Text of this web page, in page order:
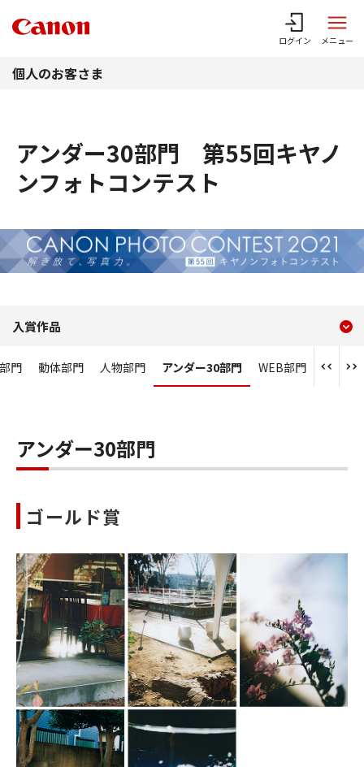
ログイン メニュー
個人のお客さま
アンダー30部門 第55回キヤノ
ンフォトコンテスト
アンダー30部門 第55回
入賞作品
門 動体部門 人物部門 アンダー30部門 WEB部門
アンダー30部門
ゴールド賞